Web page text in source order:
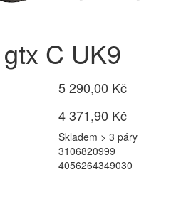
C UK9
5 290,00 Kč
4 371,90 Kč
Skladem > 3 páry
3106820999
4056264349030